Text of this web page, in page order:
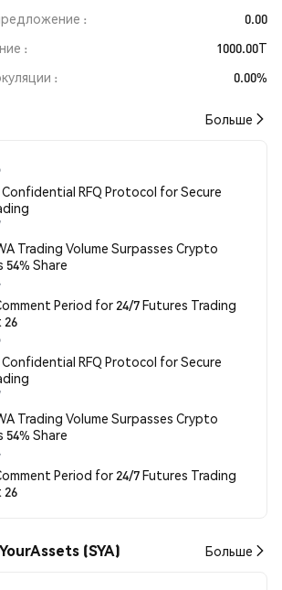
0.00
1000.00T
0.00%
Больше
Confidential RFQ Protocol for Secure
Trading Volume Surpasses Crypto
54% Share
Period for 24/7 Futures Trading
26
Confidential RFQ Protocol for Secure
Trading Volume Surpasses Crypto
54% Share
Period for 24/7 Futures Trading
26
(SYA) Больше